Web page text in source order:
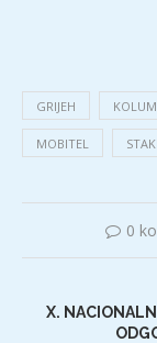
GRIJEH
MOBITEL
0
X.